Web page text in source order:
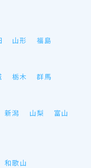
山形 福島
栃木 群馬
新潟 山梨
富山
和歌山